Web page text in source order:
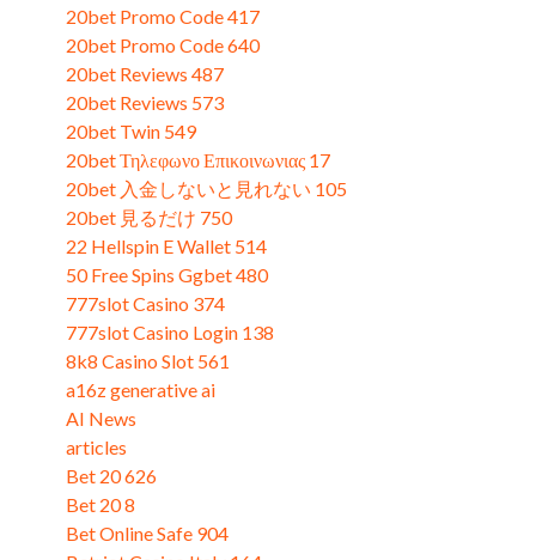
20bet Promo Code 417
20bet Promo Code 640
20bet Reviews 487
20bet Reviews 573
20bet Twin 549
20bet Τηλεφωνο Επικοινωνιας 17
20bet 入金しないと見れない 105
20bet 見るだけ 750
22 Hellspin E Wallet 514
50 Free Spins Ggbet 480
777slot Casino 374
777slot Casino Login 138
8k8 Casino Slot 561
a16z generative ai
AI News
articles
Bet 20 626
Bet 20 8
Bet Online Safe 904